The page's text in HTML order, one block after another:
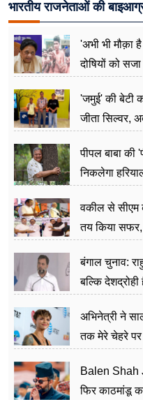
भारतीय राजनेताओं की
'अभी भी मौक़ा
दोषियों को
'जमुई' की बेटी
जीता सिल्वर,
पीपल बाबा की
निकलेगा
वकील से सीएम
तय किया
बंगाल चुनाव:
बल्कि
अभिनेत्री ने
तक मेरे चेहरे पर
Balen Shah
फिर काठमांडू